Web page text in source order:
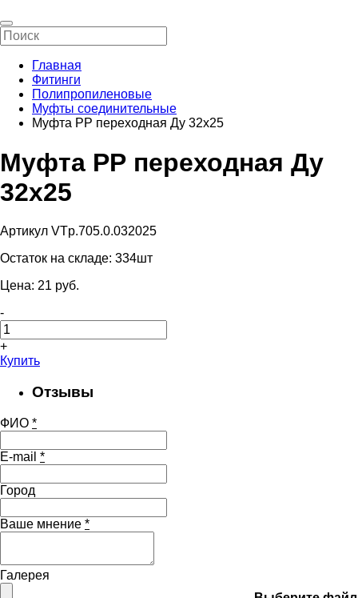
Главная
Фитинги
Полипропиленовые
Муфты соединительные
Муфта РР переходная Ду 32х25
Муфта РР переходная Ду
32х25
Артикул VTp.705.0.032025
Остаток на складе: 334шт
Цена: 21 pуб.
-
+
Купить
Отзывы
ФИО *
E-mail *
Город
Ваше мнение *
Галерея